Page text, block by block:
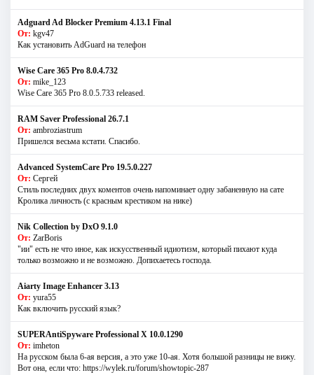
Adguard Ad Blocker Premium 4.13.1 Final
От: kgv47
Как установить AdGuard на телефон
Wise Care 365 Pro 8.0.4.732
От: mike_123
Wise Care 365 Pro 8.0.5.733 released.
RAM Saver Professional 26.7.1
От: ambroziastrum
Пришелся весьма кстати. Спасибо.
Advanced SystemCare Pro 19.5.0.227
От: Сергей
Стиль последних двух коментов очень напоминает одну забаненную на сате
Кролика личность (с красным крестиком на нике)
Nik Collection by DxO 9.1.0
От: ZarBoris
"ии" есть не что иное, как искусственный идиотизм, который пихают куда
только возможно и не возможно. Допихаетесь господа.
Aiarty Image Enhancer 3.13
От: yura55
Как включить русский язык?
SUPERAntiSpyware Professional X 10.0.1290
От: imheton
На русском была 6-ая версия, а это уже 10-ая. Хотя большой разницы не вижу.
Вот она, если что: https://wylek.ru/forum/showtopic-287